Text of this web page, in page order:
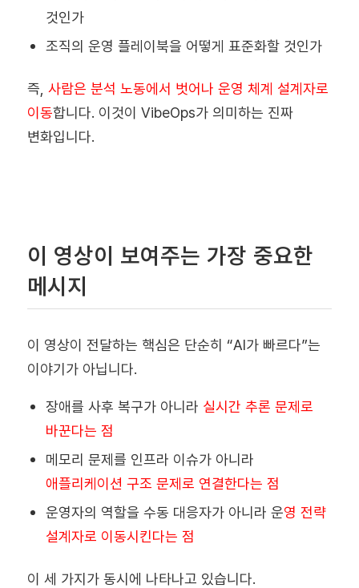
것인가
조직의 운영 플레이북을 어떻게 표준화할 것인가
즉, 사람은 분석 노동에서 벗어나 운영 체계 설계자로
이동합니다. 이것이 VibeOps가 의미하는 진짜
변화입니다.
이 영상이 보여주는 가장 중요한
메시지
이 영상이 전달하는 핵심은 단순히 “AI가 빠르다”는
이야기가 아닙니다.
장애를 사후 복구가 아니라 실시간 추론 문제로
바꾼다는 점
메모리 문제를 인프라 이슈가 아니라
애플리케이션 구조 문제로 연결한다는 점
운영자의 역할을 수동 대응자가 아니라 운영 전략
설계자로 이동시킨다는 점
이 세 가지가 동시에 나타나고 있습니다.